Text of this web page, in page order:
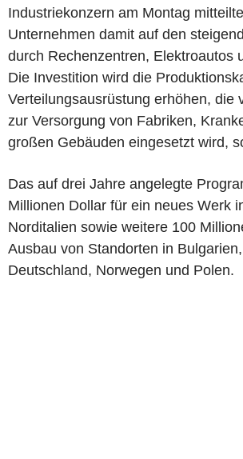
Industriekonzern am Montag
Unternehmen damit auf den
durch Rechenzentren, Elektroautos
Die Investition wird die
Verteilungsausrüstung erhöhen, die
zur Versorgung von Fabriken,
großen Gebäuden eingesetzt wird,
Das auf drei Jahre angelegte
Millionen Dollar für ein neues Werk
Norditalien sowie weitere 100
Ausbau von Standorten in
Deutschland, Norwegen und Polen.